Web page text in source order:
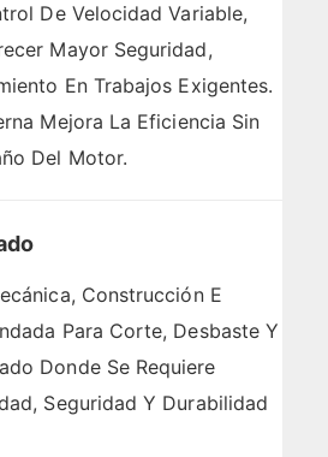
De Velocidad Variable,
Mayor Seguridad,
En Trabajos Exigentes.
Mejora La Eficiencia Sin
Del Motor.
Construcción E
Para Corte, Desbaste Y
Donde Se Requiere
Seguridad Y Durabilidad